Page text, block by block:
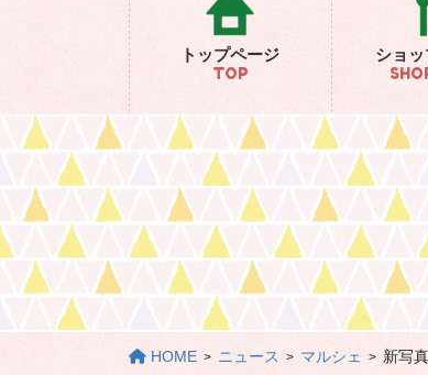
トップページ
TOP
ショッ
HOME ニュース マルシェ 新写